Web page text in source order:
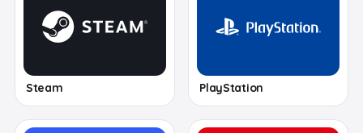
Steam PlayStation